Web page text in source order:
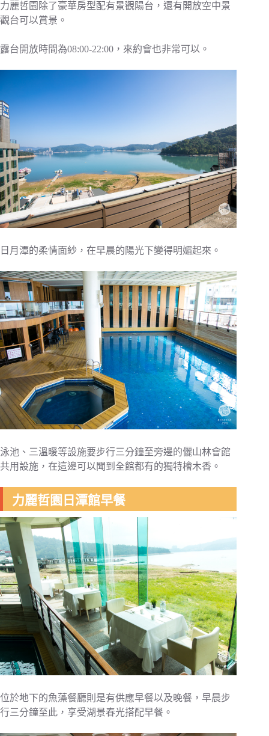
力麗哲園除了豪華房型配有景觀陽台，還有開放空中景
觀台可以賞景。
露台開放時間為08:00-22:00，來約會也非常可以。
日月潭的柔情面紗，在早晨的陽光下變得明媚起來。
泳池、三溫暖等設施要步行三分鐘至旁邊的儷山林會館
共用設施，在這邊可以聞到全館都有的獨特檜木香。
力麗哲園日潭館早餐
位於地下的魚藻餐廳則是有供應早餐以及晚餐，早晨步
行三分鐘至此，享受湖景春光搭配早餐。